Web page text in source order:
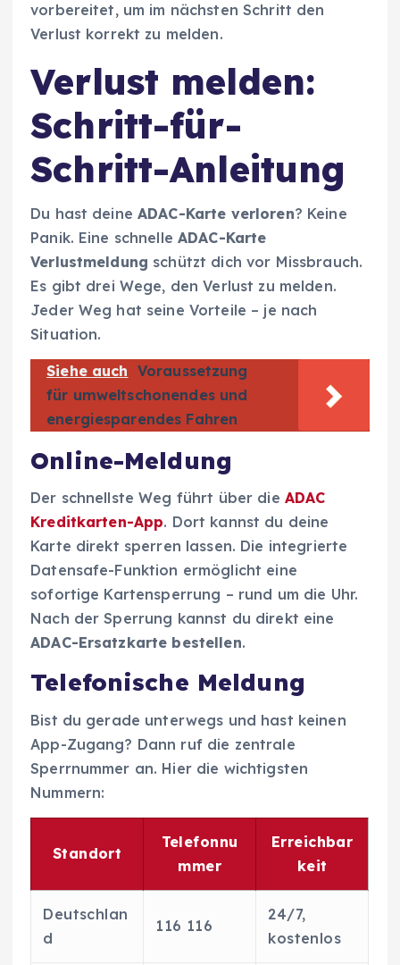
vorbereitet, um im nächsten Schritt den
Verlust korrekt zu melden.
Verlust melden:
Schritt-für-
Schritt-Anleitung
Du hast deineADAC-Karte verloren? Keine
Panik. Eine schnelleADAC-Karte
Verlustmeldung schützt dich vor Missbrauch.
Es gibt drei Wege, den Verlust zu melden.
Jeder Weg hat seine Vorteile – je nach
Situation.
Siehe auch Voraussetzung
für umweltschonendes und
energiesparendes Fahren
Online-Meldung
Der schnellste Weg führt über die ADAC
Kreditkarten-App. Dort kannst du deine
Karte direkt sperren lassen. Die integrierte
Datensafe-Funktion ermöglicht eine
sofortige Kartensperrung – rund um die Uhr.
Nach der Sperrung kannst du direkt eine
ADAC-Ersatzkarte bestellen.
Telefonische Meldung
Bist du gerade unterwegs und hast keinen
App-Zugang? Dann ruf die zentrale
Sperrnummer an. Hier die wichtigsten
Nummern:
Standort
Telefonnu
mmer
Erreichbar
keit
Deutschlan
d
116 116
24/7,
kostenlos